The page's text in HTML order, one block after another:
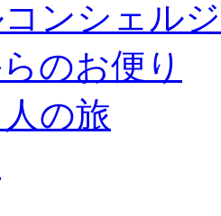
コンシェル
のお便り
の旅